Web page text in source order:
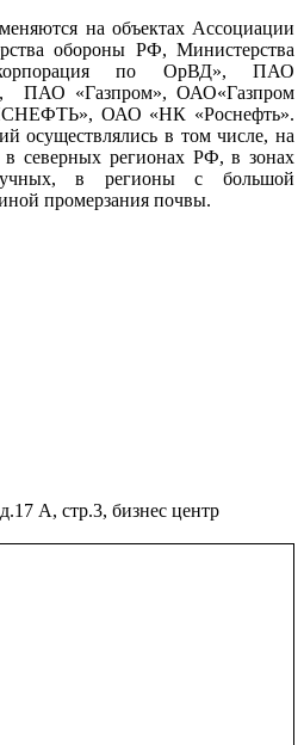
на объектах Ассоциации
обороны РФ, Министерства
по ОрВД», ПАО
ПАО «Газпром», ОАО«Газпром
ОАО «НК «Роснефть».
осуществлялись в том числе, на
северных регионах РФ, в зонах
в регионы с большой
промерзания почвы.
А, стр.3, бизнес центр